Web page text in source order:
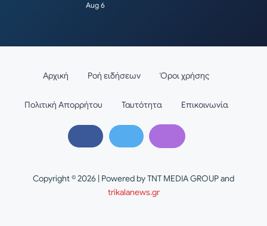
Aug 6
Copyright © 2026 | Powered by TNT MEDIA GROUP and
trikalanews.gr
Αρχική Ροή ειδήσεων Όροι χρήσης
Πολιτική Απορρήτου Ταυτότητα Επικοινωνία